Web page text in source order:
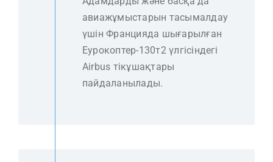
авиажұмыстарын тасымалдау
үшін Францияда шығарылған
Еурокоптер-130т2 үлгісіндегі
Airbus тікұшақтары
пайдаланылады.